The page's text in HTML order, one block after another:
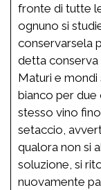
fronte di tutte
ognuno si
conservarsela
detta conserva
Maturi e mondi
bianco per due
stesso vino
setaccio,
qualora non si
soluzione, si
nuovamente